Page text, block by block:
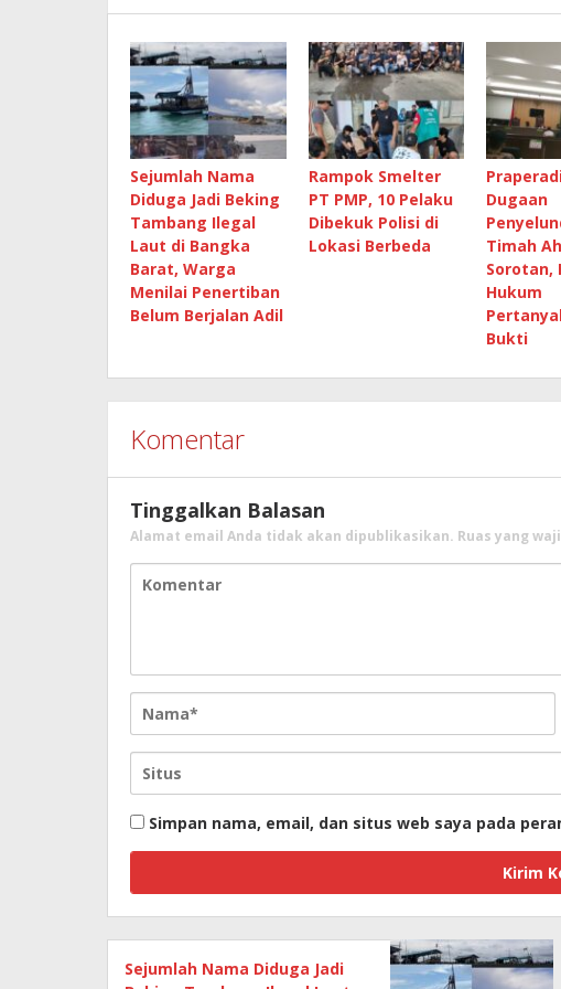
Sejumlah Nama
Diduga Jadi Beking
Tambang Ilegal
Laut di Bangka
Barat, Warga
Menilai Penertiban
Belum Berjalan Adil
Rampok Smelter
PT PMP, 10 Pelaku
Dibekuk Polisi di
Lokasi Berbeda
Dugaan
Timah
Sorotan,
Hukum
Bukti
Komentar
Tinggalkan Balasan
Alamat email Anda tidak akan dipublikasikan. Ruas yang
Simpan nama, email, dan situs web saya pada
Sejumlah Nama Diduga Jadi